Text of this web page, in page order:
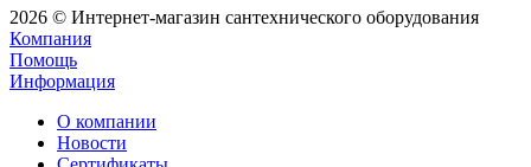
2026 © Интернет-магазин сантехнического оборудования
Компания
Помощь
Информация
О компании
Новости